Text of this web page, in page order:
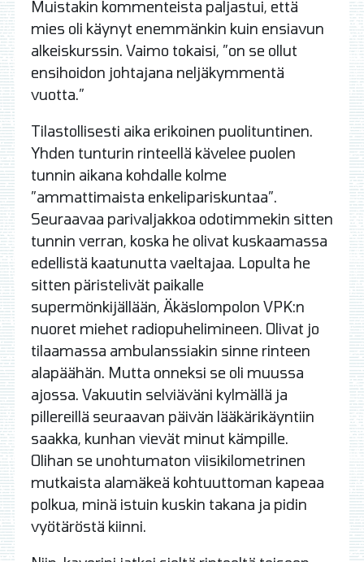
Muistakin kommenteista paljastui, että
mies oli käynyt enemmänkin kuin ensiavun
alkeiskurssin. Vaimo tokaisi, ”on se ollut
ensihoidon johtajana neljäkymmentä
vuotta.”
Tilastollisesti aika erikoinen puolituntinen.
Yhden tunturin rinteellä kävelee puolen
tunnin aikana kohdalle kolme
”ammattimaista enkelipariskuntaa”.
Seuraavaa parivaljakkoa odotimmekin sitten
tunnin verran, koska he olivat kuskaamassa
edellistä kaatunutta vaeltajaa. Lopulta he
sitten päristelivät paikalle
supermönkijällään, Äkäslompolon VPK:n
nuoret miehet radiopuhelimineen. Olivat jo
tilaamassa ambulanssiakin sinne rinteen
alapäähän. Mutta onneksi se oli muussa
ajossa. Vakuutin selviäväni kylmällä ja
pillereillä seuraavan päivän lääkärikäyntiin
saakka, kunhan vievät minut kämpille.
Olihan se unohtumaton viisikilometrinen
mutkaista alamäkeä kohtuuttoman kapeaa
polkua, minä istuin kuskin takana ja pidin
vyötäröstä kiinni.